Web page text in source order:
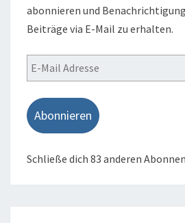
abonnieren und
Beiträge via E-Mail zu erhalten.
E-
Mail
Adresse
Abonnieren
Schließe dich 83 anderen